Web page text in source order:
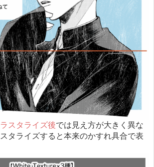
ラスタライズ後では見え方が大きく異な
タライズすると本来のかすれ具合で表